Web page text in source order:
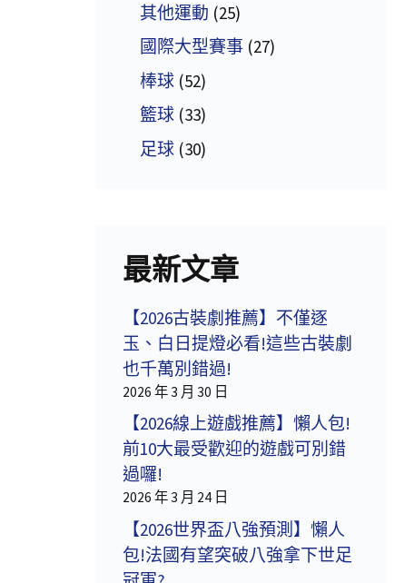
其他運動 (25)
國際大型賽事 (27)
棒球 (52)
籃球 (33)
足球 (30)
最新文章
【2026古裝劇推薦】不僅逐
玉、白日提燈必看!這些古裝劇
也千萬別錯過!
2026 年 3 月 30 日
【2026線上遊戲推薦】懶人包!
前10大最受歡迎的遊戲可別錯
過囉!
2026 年 3 月 24 日
【2026世界盃八強預測】懶人
包!法國有望突破八強拿下世足